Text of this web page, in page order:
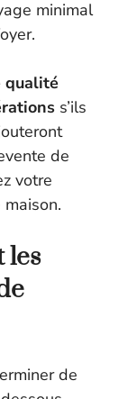
minimal
qualité
s’ils
de
votre
les
de